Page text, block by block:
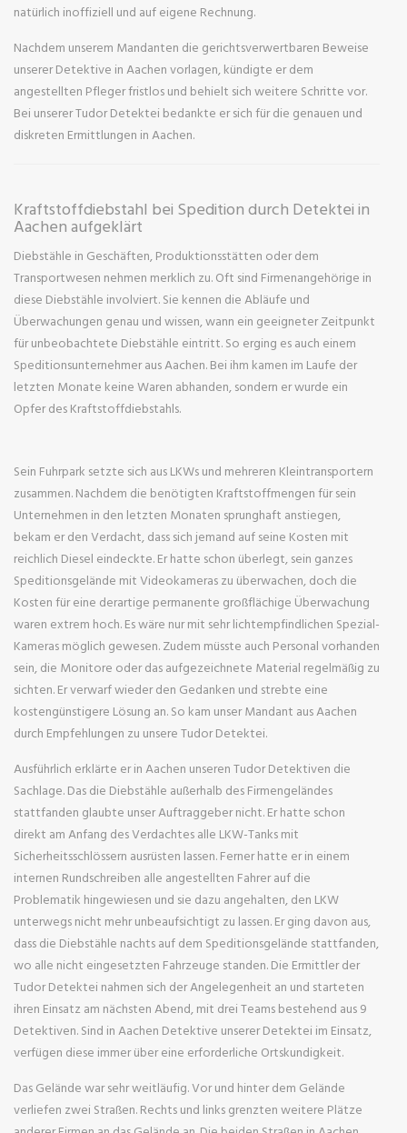
natürlich inoffiziell und auf eigene Rechnung.
Nachdem unserem Mandanten die gerichtsverwertbaren Beweise
unserer Detektive in Aachen vorlagen, kündigte er dem
angestellten Pfleger fristlos und behielt sich weitere Schritte vor.
Bei unserer Tudor Detektei bedankte er sich für die genauen und
diskreten Ermittlungen in Aachen.
Kraftstoffdiebstahl bei Spedition durch Detektei in
Aachen aufgeklärt
Diebstähle in Geschäften, Produktionsstätten oder dem
Transportwesen nehmen merklich zu. Oft sind Firmenangehörige in
diese Diebstähle involviert. Sie kennen die Abläufe und
Überwachungen genau und wissen, wann ein geeigneter Zeitpunkt
für unbeobachtete Diebstähle eintritt. So erging es auch einem
Speditionsunternehmer aus Aachen. Bei ihm kamen im Laufe der
letzten Monate keine Waren abhanden, sondern er wurde ein
Opfer des Kraftstoffdiebstahls.
Sein Fuhrpark setzte sich aus LKWs und mehreren Kleintransportern
zusammen. Nachdem die benötigten Kraftstoffmengen für sein
Unternehmen in den letzten Monaten sprunghaft anstiegen,
bekam er den Verdacht, dass sich jemand auf seine Kosten mit
reichlich Diesel eindeckte. Er hatte schon überlegt, sein ganzes
Speditionsgelände mit Videokameras zu überwachen, doch die
Kosten für eine derartige permanente großflächige Überwachung
waren extrem hoch. Es wäre nur mit sehr lichtempfindlichen Spezial-
Kameras möglich gewesen. Zudem müsste auch Personal vorhanden
sein, die Monitore oder das aufgezeichnete Material regelmäßig zu
sichten. Er verwarf wieder den Gedanken und strebte eine
kostengünstigere Lösung an. So kam unser Mandant aus Aachen
durch Empfehlungen zu unsere Tudor Detektei.
Ausführlich erklärte er in Aachen unseren Tudor Detektiven die
Sachlage. Das die Diebstähle außerhalb des Firmengeländes
stattfanden glaubte unser Auftraggeber nicht. Er hatte schon
direkt am Anfang des Verdachtes alle LKW-Tanks mit
Sicherheitsschlössern ausrüsten lassen. Ferner hatte er in einem
internen Rundschreiben alle angestellten Fahrer auf die
Problematik hingewiesen und sie dazu angehalten, den LKW
unterwegs nicht mehr unbeaufsichtigt zu lassen. Er ging davon aus,
dass die Diebstähle nachts auf dem Speditionsgelände stattfanden,
wo alle nicht eingesetzten Fahrzeuge standen. Die Ermittler der
Tudor Detektei nahmen sich der Angelegenheit an und starteten
ihren Einsatz am nächsten Abend, mit drei Teams bestehend aus 9
Detektiven. Sind in Aachen Detektive unserer Detektei im Einsatz,
verfügen diese immer über eine erforderliche Ortskundigkeit.
Das Gelände war sehr weitläufig. Vor und hinter dem Gelände
verliefen zwei Straßen. Rechts und links grenzten weitere Plätze